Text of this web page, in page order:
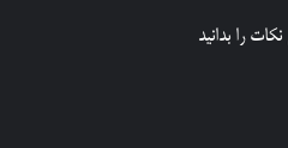
را بدانید